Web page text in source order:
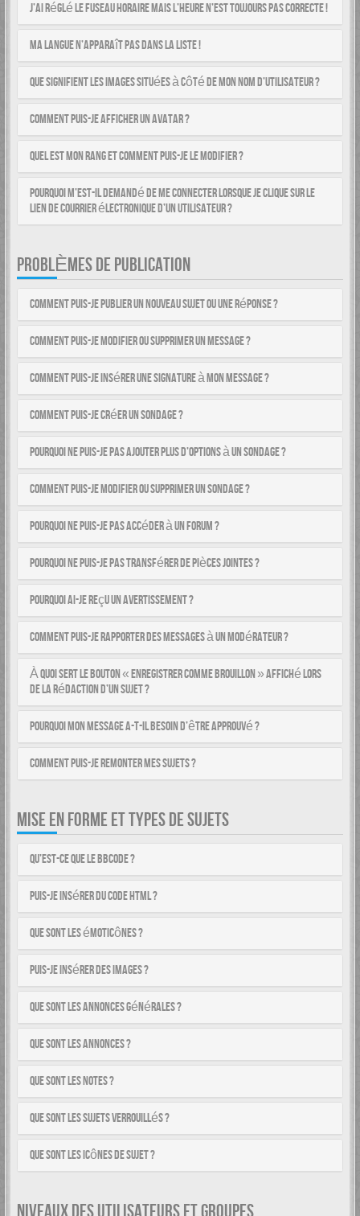
J’ai réglé le fuseau horaire mais l’heure n’est toujours pas correcte !
Ma langue n’apparaît pas dans la liste !
Que signifient les images situées à côté de mon nom d’utilisateur ?
Comment puis-je afficher un avatar ?
Quel est mon rang et comment puis-je le modifier ?
Pourquoi m’est-il demandé de me connecter lorsque je clique sur le
lien de courrier électronique d’un utilisateur ?
PROBLÈMES DE PUBLICATION
Comment puis-je publier un nouveau sujet ou une réponse ?
Comment puis-je modifier ou supprimer un message ?
Comment puis-je insérer une signature à mon message ?
Comment puis-je créer un sondage ?
Pourquoi ne puis-je pas ajouter plus d’options à un sondage ?
Comment puis-je modifier ou supprimer un sondage ?
Pourquoi ne puis-je pas accéder à un forum ?
Pourquoi ne puis-je pas transférer de pièces jointes ?
Pourquoi ai-je reçu un avertissement ?
Comment puis-je rapporter des messages à un modérateur ?
À quoi sert le bouton « Enregistrer comme brouillon » affiché lors
de la rédaction d’un sujet ?
Pourquoi mon message a-t-il besoin d’être approuvé ?
Comment puis-je remonter mes sujets ?
MISE EN FORME ET TYPES DE SUJETS
Qu’est-ce que le BBCode ?
Puis-je insérer du code HTML ?
Que sont les émoticônes ?
Puis-je insérer des images ?
Que sont les annonces générales ?
Que sont les annonces ?
Que sont les notes ?
Que sont les sujets verrouillés ?
Que sont les icônes de sujet ?